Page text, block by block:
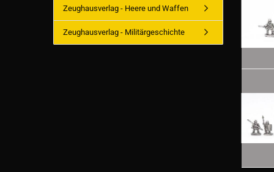
Zeughausverlag - Heere und Waffen
Zeughausverlag - Militärgeschichte